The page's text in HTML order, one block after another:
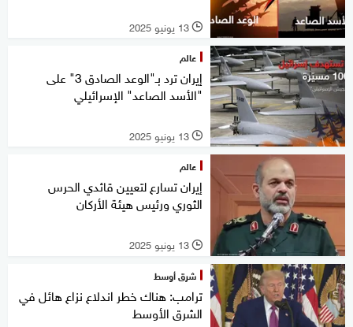
l 13 يونيو 2025
عالم
إيران ترد بـ"الوعد الصادق 3" على
"الأسد الصاعد" الإسرائيلي
l 13 يونيو 2025
عالم
إيران تسارع لتعيين قائدي الحرس
الثوري ورئيس هيئة الأركان
l 13 يونيو 2025
شرق أوسط
ترامب: هناك خطر اندلاع نزاع هائل في
الشرق الأوسط